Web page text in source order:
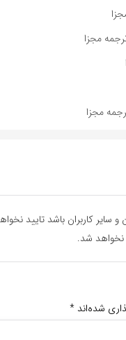
مجزا
مجزا
سایر کاربران باشد تایید
نخواهد شد.
شده‌اند *